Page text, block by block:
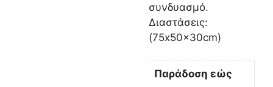
συνδυασμό.
Διαστάσεις:
(75x50x30cm)
Παράδοση εώς